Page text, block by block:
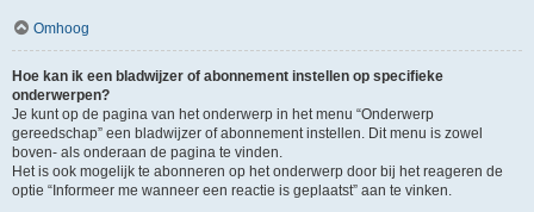
Omhoog
Hoe kan ik een bladwijzer of abonnement instellen op specifieke
onderwerpen?
Je kunt op de pagina van het onderwerp in het menu “Onderwerp
gereedschap” een bladwijzer of abonnement instellen. Dit menu is zowel
boven- als onderaan de pagina te vinden.
Het is ook mogelijk te abonneren op het onderwerp door bij het reageren de
optie “Informeer me wanneer een reactie is geplaatst” aan te vinken.